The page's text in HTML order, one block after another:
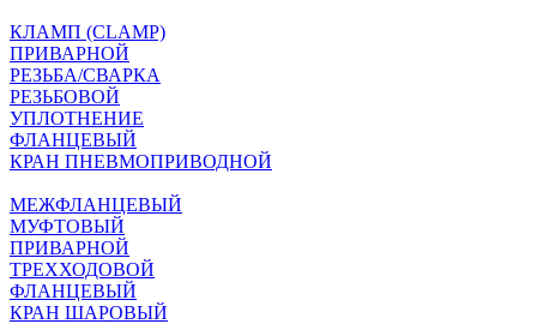
КЛАМП (CLAMP)
ПРИВАРНОЙ
РЕЗЬБА/СВАРКА
РЕЗЬБОВОЙ
УПЛОТНЕНИЕ
ФЛАНЦЕВЫЙ
КРАН ПНЕВМОПРИВОДНОЙ
МЕЖФЛАНЦЕВЫЙ
МУФТОВЫЙ
ПРИВАРНОЙ
ТРЕХХОДОВОЙ
ФЛАНЦЕВЫЙ
КРАН ШАРОВЫЙ